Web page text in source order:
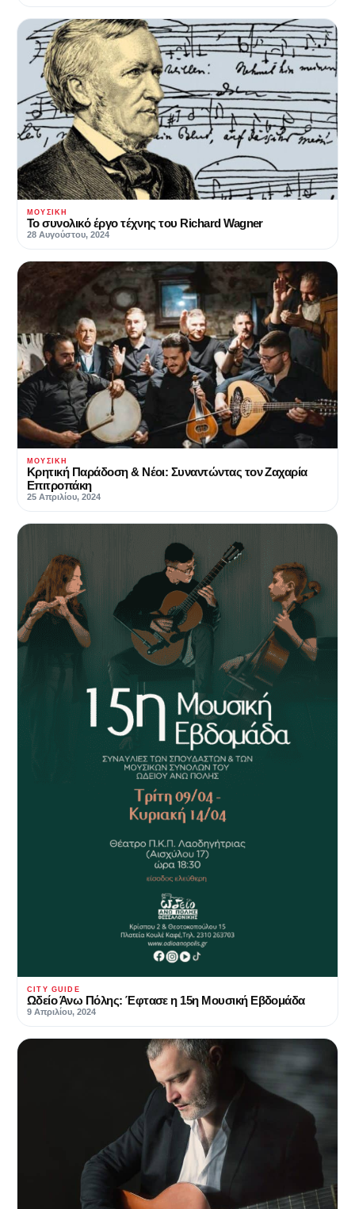
ΜΟΥΣΙΚΉ
Το συνολικό έργο τέχνης του Richard Wagner
28 Αυγούστου, 2024
ΜΟΥΣΙΚΉ
Κρητική Παράδοση & Νέοι: Συναντώντας τον Ζαχαρία
Επιτροπάκη
25 Απριλίου, 2024
CITY GUIDE
Ωδείο Άνω Πόλης: Έφτασε η 15η Μουσική Εβδομάδα
9 Απριλίου, 2024